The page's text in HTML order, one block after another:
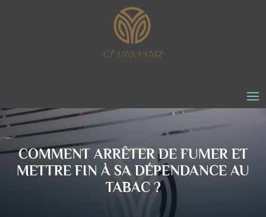
COMMENT ARRÊTER DE FUMER ET
METTRE FIN À SA DÉPENDANCE AU
TABAC ?